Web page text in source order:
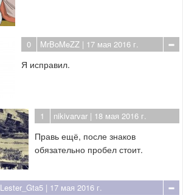
0 MrBoMeZZ | 17 мая 2016 г.
Я исправил.
1 nikivarvar | 18 мая 2016 г.
Правь ещё, после знаков
обязательно пробел стоит.
Lester_Gta5 | 17 мая 2016 г.